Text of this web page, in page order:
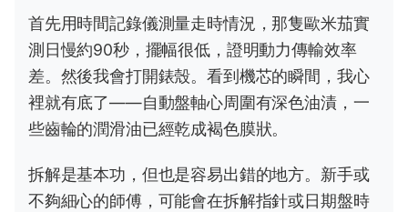
首先用時間記錄儀測量走時情況，那隻歐米茄實
測日慢約90秒，擺幅很低，證明動力傳輸效率
差。然後我會打開錶殼。看到機芯的瞬間，我心
裡就有底了——自動盤軸心周圍有深色油漬，一
些齒輪的潤滑油已經乾成褐色膜狀。
拆解是基本功，但也是容易出錯的地方。新手或
不夠細心的師傅，可能會在拆解指針或日期盤時